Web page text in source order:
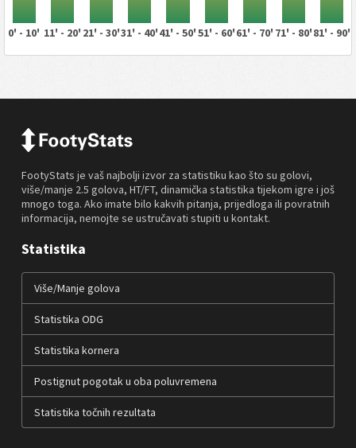
0' - 10' 11' - 20' 21' - 30'31' - 40'41' - 50'51' - 60'61' - 70' 71' - 80'81' - 90'
FootyStats je vaš najbolji izvor za statistiku kao što su golovi,
više/manje 2.5 golova, HT/FT, dinamička statistika tijekom igre i još
mnogo toga. Ako imate bilo kakvih pitanja, prijedloga ili povratnih
informacija, nemojte se ustručavati stupiti u kontakt.
Statistika
Više/Manje golova
Statistika ODG
Statistika kornera
Postignut pogotak u oba poluvremena
Statistika točnih rezultata